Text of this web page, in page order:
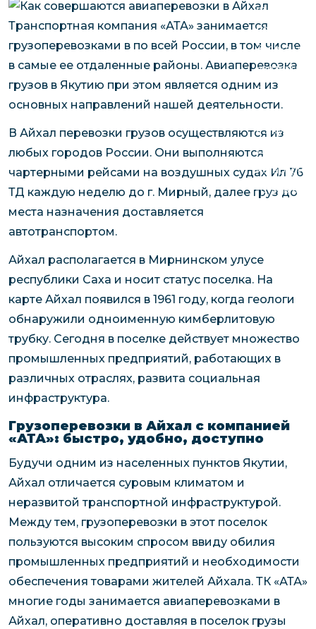
чартерных
по РФ
Заявка на
Якутия
перевозки
Якутию
чартерных
в Якутию
Доставка
грузов в
Транспортная компания «АТА» занимается
грузоперевозками в по всей России, в том числе
в самые ее отдаленные районы. Авиаперевозка
грузов в Якутию при этом является одним из
основных направлений нашей деятельности.
В Айхал перевозки грузов осуществляются из
любых городов России. Они выполняются
чартерными рейсами на воздушных судах Ил 76
ТД каждую неделю до г. Мирный, далее груз до
места назначения доставляется
автотранспортом.
Айхал располагается в Мирнинском улусе
республики Саха и носит статус поселка. На
карте Айхал появился в 1961 году, когда геологи
обнаружили одноименную кимберлитовую
трубку. Сегодня в поселке действует множество
промышленных предприятий, работающих в
различных отраслях, развита социальная
инфраструктура.
Грузоперевозки в Айхал с компанией
«АТА»: быстро, удобно, доступно
Будучи одним из населенных пунктов Якутии,
Айхал отличается суровым климатом и
неразвитой транспортной инфраструктурой.
Между тем, грузоперевозки в этот поселок
пользуются высоким спросом ввиду обилия
промышленных предприятий и необходимости
обеспечения товарами жителей Айхала. ТК «АТА»
многие годы занимается авиаперевозками в
Айхал, оперативно доставляя в поселок грузы